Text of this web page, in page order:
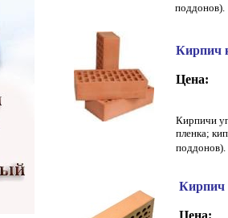
Кирпич
Цена:
Кирпичи
пленка;
Кирпич
Цена: